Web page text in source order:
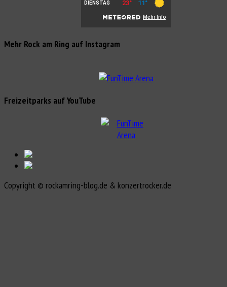
Mehr Rock am Ring auf Instagram
Freizeitparks auf YouTube
Copyright © rockamring-blog.de & konzertrocker.de